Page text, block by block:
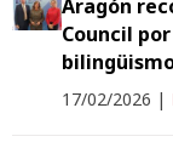
Aragón
Council
17/02/2026 |